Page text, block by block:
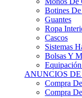
Botines
Guantes
Ropa
Cascos
Sistemas
Bolsas Y
ANUNCIOS
Compra
Compra